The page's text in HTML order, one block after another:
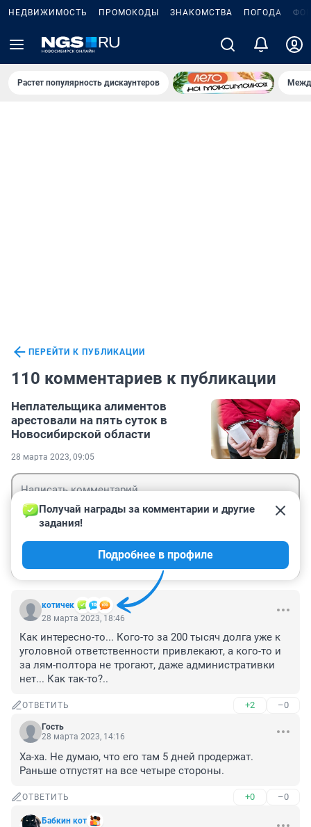
НЕДВИЖИМОСТЬ ПРОМОКОДЫ ЗНАКОМСТВА ПОГОДА
Растет популярность дискаунтеров
ПЕРЕЙТИ К ПУБЛИКАЦИИ
110 комментариев к публикации
Неплательщика алиментов
арестовали на пять суток в
Новосибирской области
28 марта 2023, 09:05
котичек
Получай награды за комментарии и другие
задания!
Подробнее в профиле
28 марта 2023, 18:46
Как интересно-то... Кого-то за 200 тысяч долга уже к
уголовной ответственности привлекают, а кого-то и
за лям-полтора не трогают, даже административки
нет... Как так-то?..
ОТВЕТИТЬ +2 –0
Гость
28 марта 2023, 14:16
Ха-ха. Не думаю, что его там 5 дней продержат.
Раньше отпустят на все четыре стороны.
ОТВЕТИТЬ +0 –0
Бабкин кот